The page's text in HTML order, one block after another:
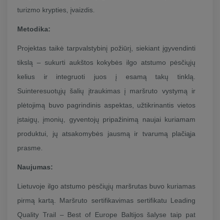
turizmo krypties, įvaizdis.
Metodika:
Projektas taikė tarpvalstybinį požiūrį, siekiant įgyvendinti
tikslą – sukurti aukštos kokybės ilgo atstumo pėsčiųjų
kelius ir integruoti juos į esamą takų tinklą.
Suinteresuotųjų šalių įtraukimas į maršruto vystymą ir
plėtojimą buvo pagrindinis aspektas, užtikrinantis vietos
įstaigų, įmonių, gyventojų pripažinimą naujai kuriamam
produktui, jų atsakomybės jausmą ir tvarumą plačiąja
prasme.
Naujumas:
Lietuvoje ilgo atstumo pėsčiųjų maršrutas buvo kuriamas
pirmą kartą. Maršruto sertifikavimas sertifikatu Leading
Quality Trail – Best of Europe Baltijos šalyse taip pat